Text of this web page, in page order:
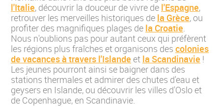
l'Italie, découvrir la douceur de vivre de l'Espagne,
retrouver les merveilles historiques de la Grèce, ou
profiter des magnifiques plages de la Croatie.
Nous n'oublions pas pour autant ceux qui préfèrent
les régions plus fraîches et organisons des colonies
de vacances à travers l'Islande et la Scandinavie !
Les jeunes pourront ainsi se baigner dans des
stations thermales et admirer des chutes d'eau et
geysers en Islande, ou découvrir les villes d'Oslo et
de Copenhague, en Scandinavie.